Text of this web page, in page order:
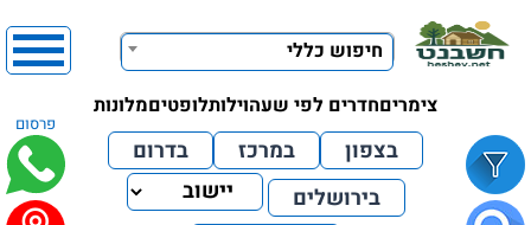
חיפוש כללי
צימריםחדרים לפי שעהוילותלופטיםמלונות
פרסום
בצפון במרכז
בדרום
בירושלים